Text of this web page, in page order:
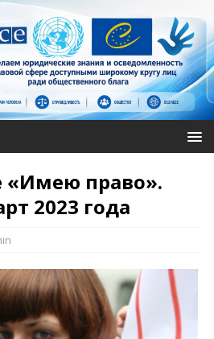
право».
2023 года